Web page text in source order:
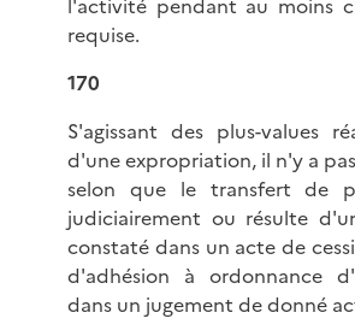
requise.
170
S'agissant des plus-values
d'une expropriation, il n'y a
selon que le transfert de
judiciairement ou résulte
constaté dans un acte de
d'adhésion à ordonnance
dans un jugement de donné